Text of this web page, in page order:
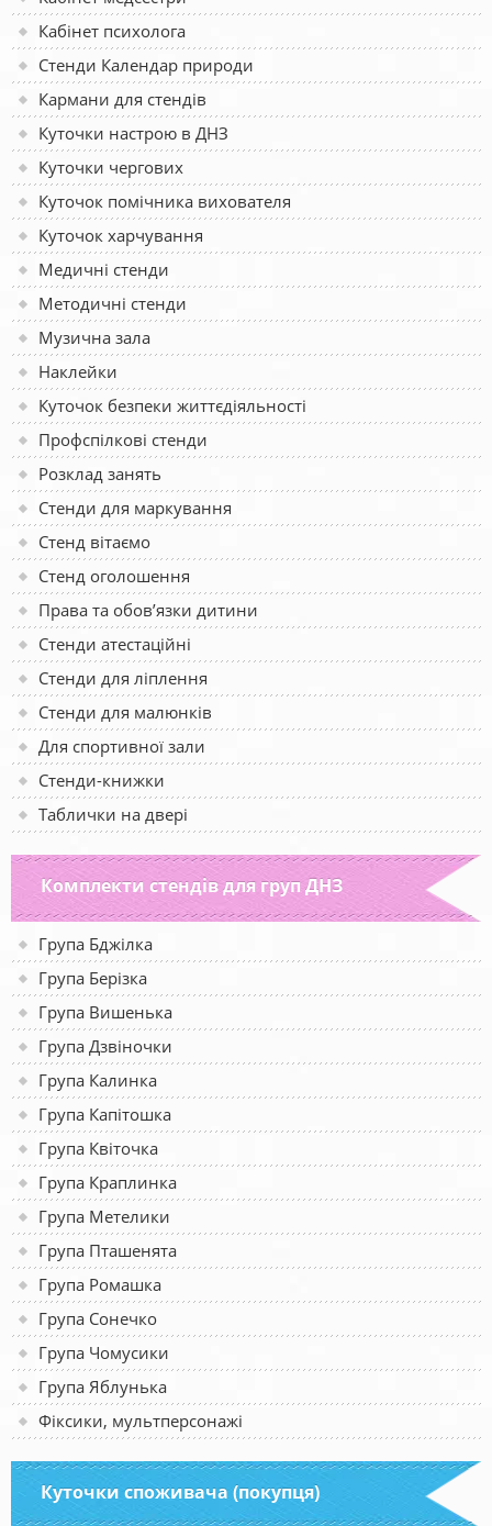
Кабінет психолога
Стенди Календар природи
Кармани для стендів
Куточки настрою в ДНЗ
Куточки чергових
Куточок помічника вихователя
Куточок харчування
Медичні стенди
Методичні стенди
Музична зала
Наклейки
Куточок безпеки життєдіяльності
Профспілкові стенди
Розклад занять
Стенди для маркування
Стенд вітаємо
Стенд оголошення
Права та обов’язки дитини
Стенди атестаційні
Стенди для ліплення
Стенди для малюнків
Для спортивної зали
Стенди-книжки
Таблички на двері
Комплекти стендів для груп ДНЗ
Група Бджілка
Група Берізка
Група Вишенька
Група Дзвіночки
Група Калинка
Група Капітошка
Група Квіточка
Група Краплинка
Група Метелики
Група Пташенята
Група Ромашка
Група Сонечко
Група Чомусики
Група Яблунька
Фіксики, мультперсонажі
Куточки споживача (покупця)